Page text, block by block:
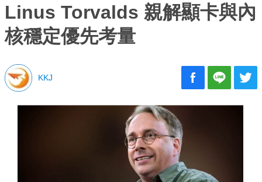
Linus Torvalds 親解顯卡與內
核穩定優先考量
KKJ